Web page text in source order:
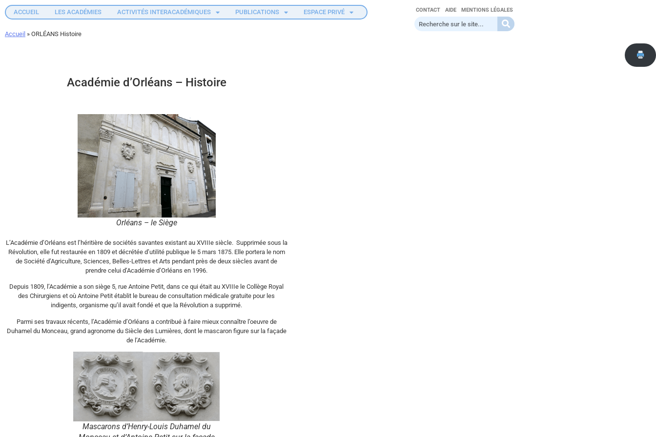
ACCUEIL LES ACADÉMIES ACTIVITÉS INTERACADÉMIQUES PUBLICATIONS ESPACE PRIVÉ
Accueil » ORLÉANS Histoire
CONTACT AIDE MENTIONS LÉGALES
Académie d’Orléans – Histoire
Orléans – le Siège
L’Académie d’Orléans est l’héritière de sociétés savantes existant au XVIIIe siècle. Supprimée sous la
Révolution, elle fut restaurée en 1809 et décrétée d’utilité publique le 5 mars 1875. Elle portera le nom
de Société d’Agriculture, Sciences, Belles-Lettres et Arts pendant près de deux siècles avant de
prendre celui d’Académie d’Orléans en 1996.
Depuis 1809, l’Académie a son siège 5, rue Antoine Petit, dans ce qui était au XVIIIe le Collège Royal
des Chirurgiens et où Antoine Petit établit le bureau de consultation médicale gratuite pour les
indigents, organisme qu’il avait fondé et que la Révolution a supprimé.
Parmi ses travaux récents, l’Académie d’Orléans a contribué à faire mieux connaître l’oeuvre de
Duhamel du Monceau, grand agronome du Siècle des Lumières, dont le mascaron figure sur la façade
de l’Académie.
Mascarons d’Henry-Louis Duhamel du